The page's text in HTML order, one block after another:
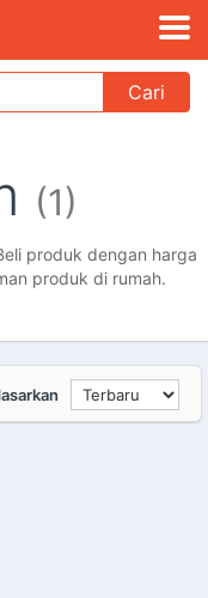
Cari
(1)
produk dengan harga
produk di rumah.